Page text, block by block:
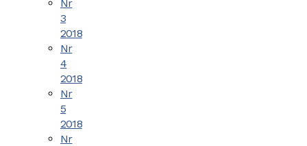
Nr
3
2018
Nr
4
2018
Nr
5
2018
Nr